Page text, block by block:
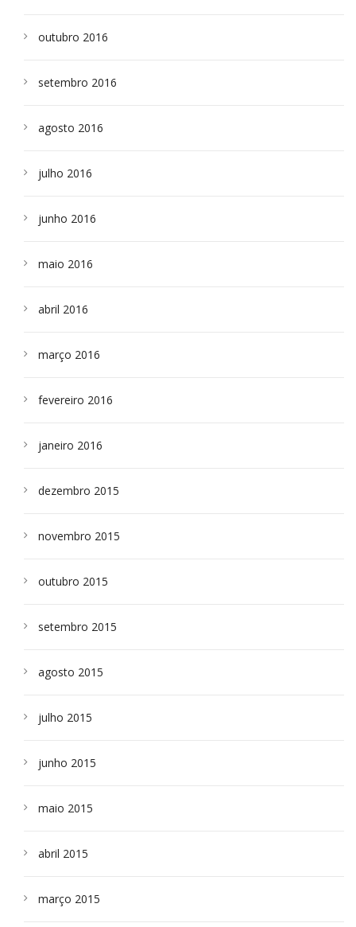
outubro 2016
setembro 2016
agosto 2016
julho 2016
junho 2016
maio 2016
abril 2016
março 2016
fevereiro 2016
janeiro 2016
dezembro 2015
novembro 2015
outubro 2015
setembro 2015
agosto 2015
julho 2015
junho 2015
maio 2015
abril 2015
março 2015